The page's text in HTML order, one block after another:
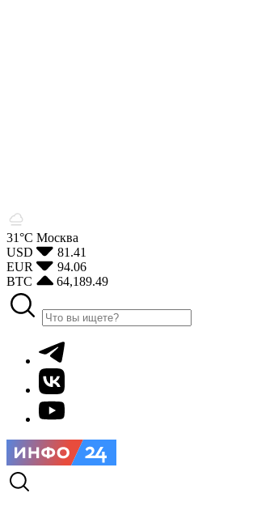
31°С Москва
USD
81.41
EUR
94.06
BTC
64,189.49